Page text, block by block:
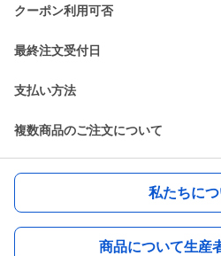
クーポン利用可否
最終注文受付日
支払い方法
複数商品のご注文について
私たちに
商品について生産